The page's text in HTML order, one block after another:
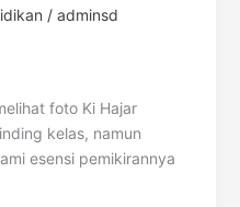
/ adminsd
foto Ki Hajar
kelas, namun
esensi pemikirannya